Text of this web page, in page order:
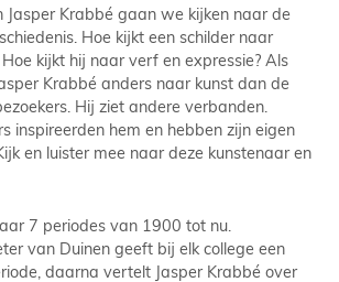
Jasper Krabbé gaan we kijken naar de
Hoe kijkt een schilder naar
kijkt hij naar verf en expressie? Als
Krabbé anders naar kunst dan de
Hij ziet andere verbanden.
inspireerden hem en hebben zijn eigen
en luister mee naar deze kunstenaar en
7 periodes van 1900 tot nu.
van Duinen geeft bij elk college een
daarna vertelt Jasper Krabbé over